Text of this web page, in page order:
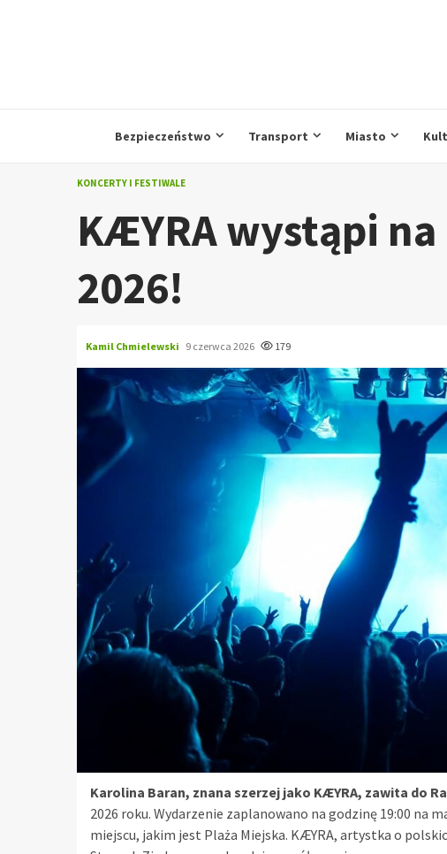
Bezpieczeństwo Transport Miasto
KONCERTY I FESTIWALE
KÆYRA wystąpi
2026!
Kamil Chmielewski 9 czerwca 2026 179
Karolina Baran, znana szerzej jako KÆYRA, zawita do
2026 roku. Wydarzenie zaplanowano na godzinę 19:00 na
miejscu, jakim jest Plaża Miejska. KÆYRA, artystka o